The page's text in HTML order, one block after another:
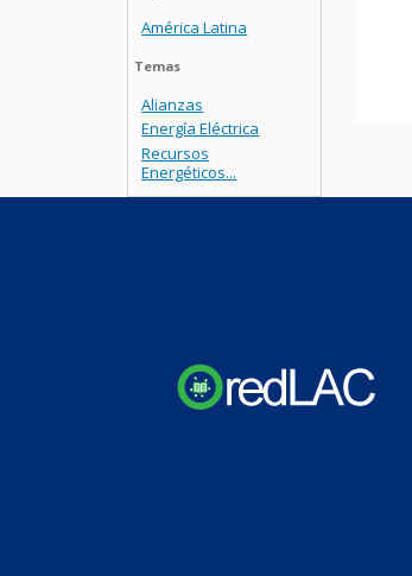
América Latina
Temas
Alianzas
Energía Eléctrica
Recursos
Energéticos...